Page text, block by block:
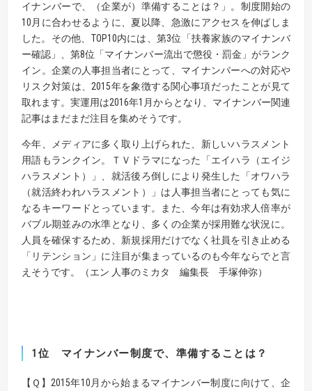
イナンバーで、（企業が）準備することは？」。制度開始の
10月に合わせるように、夏以降、急激にアクセスを伸ばしま
した。その他、TOP10内には、第3位「扶養家族のマイナンバ
ー確認」、第8位「マイナンバー流出で懲役・罰金」がランク
イン。企業の人事担当者にとって、マイナンバーへの対応や
リスク対策は、2015年を象徴する関心事項だったことが見て
取れます。実運用は2016年1月からとなり、マイナンバー関連
記事はまだまだ注目を集めそうです。
今年、メディアに多く取り上げられた、新しいハラスメント
用語もランクイン。ＴＶドラマになった「エイハラ（エイジ
ハラスメント）」、就活後ろ倒しにより発生した「オワハラ
（就活終われハラスメント）」は人事担当者にとっても気に
なるキーワードとっています。また、今年は有効求人倍率が
バブル期並みの水準となり、多くの企業が採用難な状況に。
人員を確保するため、新規採用だけでなく社員を引き止める
「リテンション」に注目が集まっているのも今年ならでと言
えそうです。
（エン 人事のミカタ 編集長 手塚伸弥）
1位 マイナンバー制度で、準備することは？
【Ｑ】2015年10月から始まるマイナンバー制度に向けて、企